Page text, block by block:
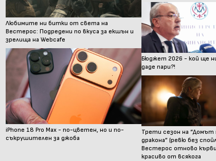
Любимите ни битки от света на
Вестерос: Подредени по вкуса за екшън и
зрелища на Webcafe
iPhone 18 Pro Max - по-цветен, но и по-
съкрушителен за джоба
Бюджет 2026 - кой ще
даде пари?!
Трети сезон на “Домът
дракона” (ревю без
Вестерос отново
красиво от всякога